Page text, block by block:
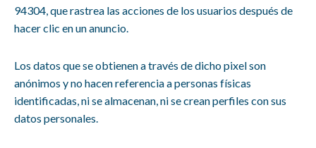
94304, que rastrea las acciones de los usuarios después de
hacer clic en un anuncio.
Los datos que se obtienen a través de dicho pixel son
anónimos y no hacen referencia a personas físicas
identificadas, ni se almacenan, ni se crean perfiles con sus
datos personales.